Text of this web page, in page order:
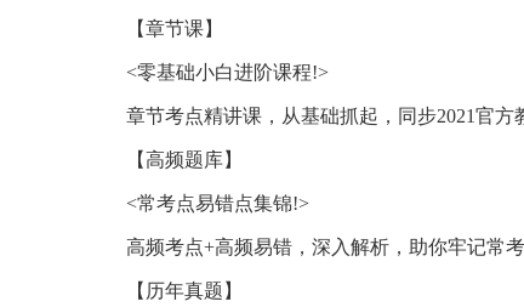
【章节课】
<零基础小白进阶课程!>
章节考点精讲课，从基础抓起，同步2021官
【高频题库】
<常考点易错点集锦!>
高频考点+高频易错，深入解析，助你牢记常
【历年真题】